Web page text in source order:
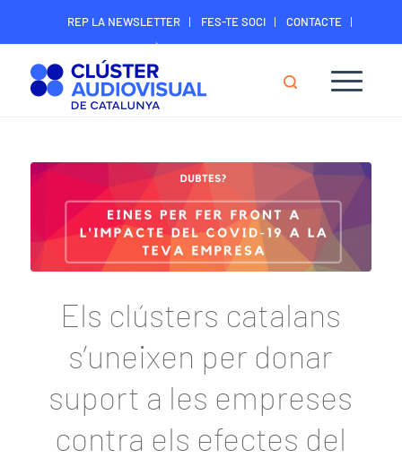
REP LA NEWSLETTER FES-TE SOCI
CONTACTE
ÀREA DIGITAL SOCIS
Els clústers catalans
s’uneixen per donar
suport a les empreses
contra els efectes del